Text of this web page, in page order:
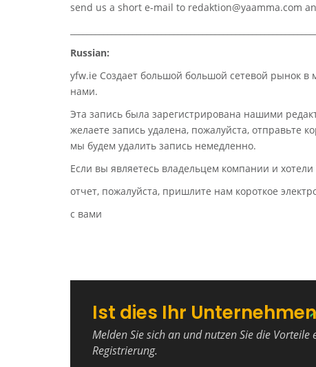
send us a short e-mail to redaktion@yaamma.com
Russian:
yfw.ie Создает большой большой сетевой рынок
нами.
Эта запись была зарегистрирована нашими
желаете запись удалена, пожалуйста, отправьте
мы будем удалить запись немедленно.
Если вы являетесь владельцем компании и
отчет, пожалуйста, пришлите нам короткое
с вами
Ist dies Ihr
Melden Sie sich an und nutzen Sie die Vorteile
Registrierung.